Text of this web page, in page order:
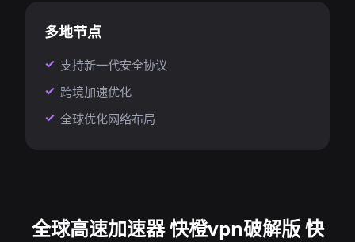
多地节点
支持新一代安全协议
跨境加速优化
全球优化网络布局
全球高速加速器 快橙vpn破解版 快